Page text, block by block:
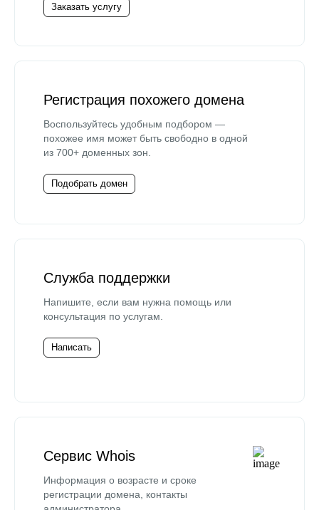
Заказать услугу
Регистрация похожего домена
Воспользуйтесь удобным подбором —
похожее имя может быть свободно в одной
из 700+ доменных зон.
Подобрать домен
Служба поддержки
Напишите, если вам нужна помощь или
консультация по услугам.
Написать
Сервис Whois
Информация о возрасте и сроке
регистрации домена, контакты